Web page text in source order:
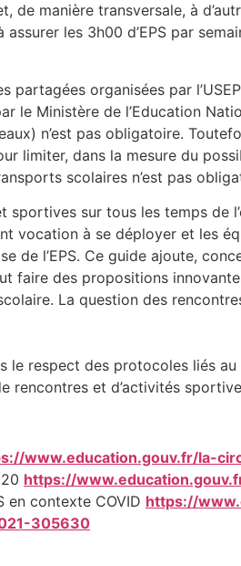
de manière transversale, à
les 3h00 d’EPS par
partagées organisées par
le Ministère de l’Education
n’est pas obligatoire.
limiter, dans la mesure du
scolaires n’est pas
sportives sur tous les temps de
vocation à se déployer et les
de l’EPS. Ce guide ajoute,
faire des propositions
La question des
le respect des protocoles liés
rencontres et d’activités
www.education.gouv.fr/la-
https://
en contexte COVID https://
305630